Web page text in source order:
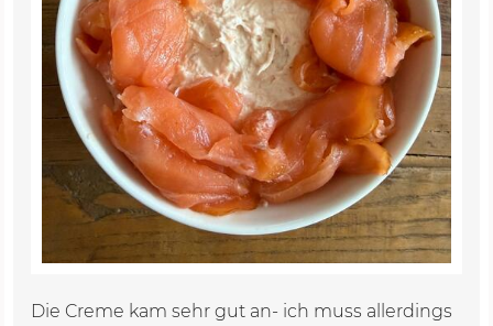
Die Creme kam sehr gut an- ich muss allerdings